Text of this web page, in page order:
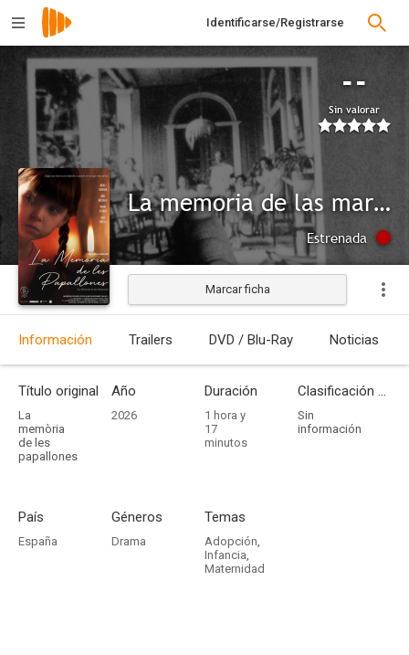
Identificarse/Registrarse
--
Sin valorar
La memoria de las mariposas
Estrenada
Marcar ficha
Información Trailers DVD / Blu-Ray Noticias
Título original
La
memòria
de les
papallones
Año
2026
Duración
1 hora y
17
minutos
Clasificación por edades
Sin
información
País
España
Géneros
Drama
Temas
Adopción,
Infancia,
Maternidad